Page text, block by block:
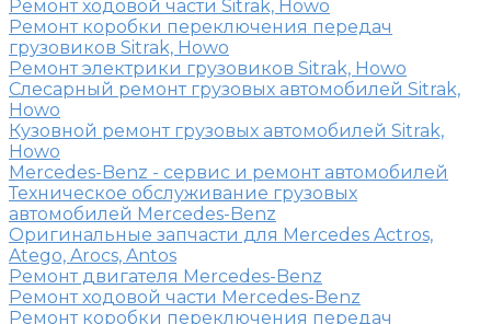
Ремонт ходовой части Sitrak, Howo
Ремонт коробки переключения передач
грузовиков Sitrak, Howo
Ремонт электрики грузовиков Sitrak, Howo
Слесарный ремонт грузовых автомобилей Sitrak,
Howo
Кузовной ремонт грузовых автомобилей Sitrak,
Howo
Mercedes-Benz - сервис и ремонт автомобилей
Техническое обслуживание грузовых
автомобилей Mercedes-Benz
Оригинальные запчасти для Mercedes Actros,
Atego, Arocs, Antos
Ремонт двигателя Mercedes-Benz
Ремонт ходовой части Mercedes-Benz
Ремонт коробки переключения передач